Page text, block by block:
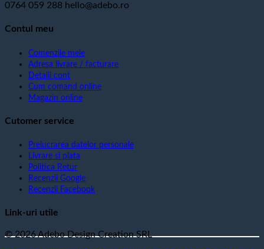
0764 059 288 hello@adebo.ro
Contul meu
Comenzile mele
Adresa livrare / facturare
Detalii cont
Cum comand online
Magazin online
Cutomer service
Prelucrarea datelor personale
Livrare si plata
Politica Retur
Recenzii Google
Recenzii Facebook
Link-uri utile
© 2026 Adebo Design Creation SRL